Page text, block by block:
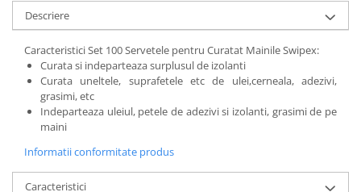
Profile Baie
Profile Dilatatie
Chituri de Rosturi
Distanțiere si Pene pentru Nivelare
Adezivi
Produse pentru Curățare
Hidroizolații
Descriere
Caracteristici Set 100 Servetele pentru Curatat Mainile Swipex:
Curata si indeparteaza surplusul de izolanti
Curata uneltele, suprafetele etc de ulei,cerneala, adezivi,
grasimi, etc
Indeparteaza uleiul, petele de adezivi si izolanti, grasimi de pe
maini
Informatii conformitate produs
Caracteristici